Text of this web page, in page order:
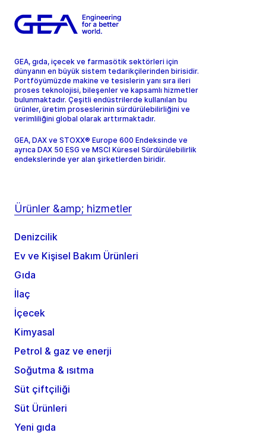
GEA, gıda, içecek ve farmasötik sektörleri için
dünyanın en büyük sistem tedarikçilerinden birisidir.
Portföyümüzde makine ve tesislerin yanı sıra ileri
proses teknolojisi, bileşenler ve kapsamlı hizmetler
bulunmaktadır. Çeşitli endüstrilerde kullanılan bu
ürünler, üretim proseslerinin sürdürülebilirliğini ve
verimliliğini global olarak arttırmaktadır.
GEA, DAX ve STOXX® Europe 600 Endeksinde ve
ayrıca DAX 50 ESG ve MSCI Küresel Sürdürülebilirlik
endekslerinde yer alan şirketlerden biridir.
Ürünler &amp; hizmetler
Denizcilik
Ev ve Kişisel Bakım Ürünleri
Gıda
İlaç
İçecek
Kimyasal
Petrol & gaz ve enerji
Soğutma & ısıtma
Süt çiftçiliği
Süt Ürünleri
Yeni gıda